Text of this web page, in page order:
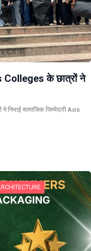
Colleges के छात्रों ने
निभाई सामाजिक जिम्मेदारी Axis